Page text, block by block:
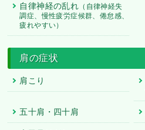
自律神経の乱れ （自律神経失
調症、慢性疲労症候群、倦怠感、
疲れやすい）
肩の症状
肩こり
五十肩・四十肩